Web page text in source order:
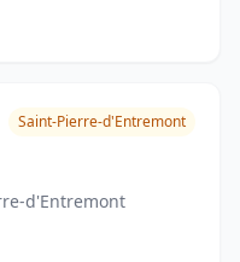
Saint-Pierre-d'Entremont
d'Entremont